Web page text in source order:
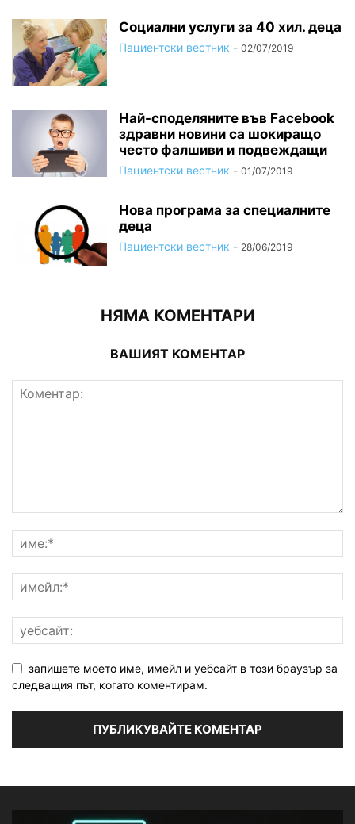
Социални услуги за 40 хил. деца
Пациентски вестник - 02/07/2019
Най-споделяните във Facebook
здравни новини са шокиращо
често фалшиви и подвеждащи
Пациентски вестник - 01/07/2019
Нова програма за специалните
деца
Пациентски вестник - 28/06/2019
НЯМА КОМЕНТАРИ
ВАШИЯТ КОМЕНТАР
запишете моето име, имейл и уебсайт в този браузър за
следващия път, когато коментирам.